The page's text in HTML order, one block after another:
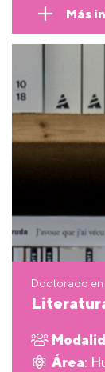
Más
Doctorado en
Área: